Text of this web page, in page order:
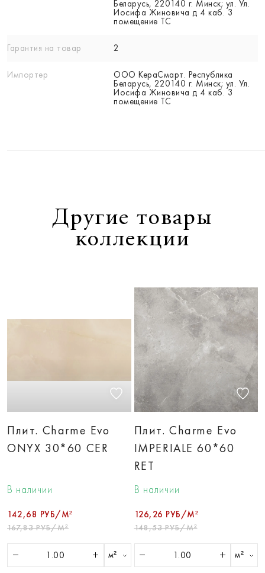
Беларусь, 220140 г. Минск; ул. Ул.
Иосифа Жиновича д 4 каб. 3
помещение ТС
Гарантия на товар 2
Импортер
ООО КераСмарт. Республика
Беларусь, 220140 г. Минск; ул. Ул.
Иосифа Жиновича д 4 каб. 3
помещение ТС
Другие товары
коллекции
Плит. Charme Evo
ONYX 30*60 CER
В наличии
142,68 РУБ/М²
167,83 РУБ/М²
м²
Плит. Charme Evo
IMPERIALE 60*60
RET
В наличии
126,26 РУБ/М²
148,53 РУБ/М²
м²